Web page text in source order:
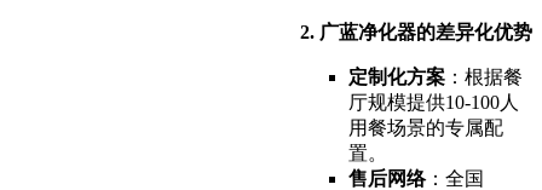
2. 广蓝净化器的差异化优势
定制化方案 ：根据餐
厅规模提供10-100人
用餐场景的专属配
置。
售后网络：全国